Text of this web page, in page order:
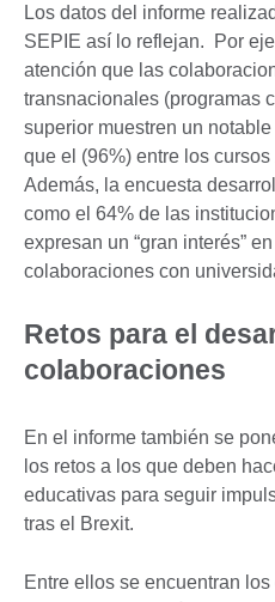
Los datos del informe
SEPIE así lo reflejan. Por
atención que las
transnacionales (programas
superior muestren un
que el (96%) entre los
Además, la encuesta
como el 64% de las
expresan un “gran interés”
colaboraciones con
Retos para el
colaboraciones
En el informe también se
los retos a los que deben
educativas para seguir
tras el Brexit.
Entre ellos se encuentran